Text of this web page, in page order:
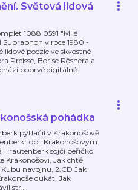
Světová lidová
1088 0591 "Milé
v roce 1980 -
poezie ve skvostné
Preisse, Borise Rösnera a
poprvé digitálně.
pohádka
pytlačil v Krakonošově
topil Krakonošovým
Trautenberk sojčí peříčko,
Krakonošovi, Jak chtěl
navojnu, 2.CD Jak
dukát, Jak
str…